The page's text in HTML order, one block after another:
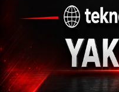
Sivasspor,
forması giyen
sözleşme imzaladı.